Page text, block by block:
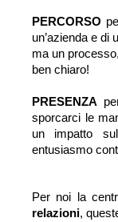
PERCORSO
un’azienda e di
ma un
ben chiaro!
PRESENZA
sporcarci le
un impatto
entusiasmo
Per noi la
relazioni,